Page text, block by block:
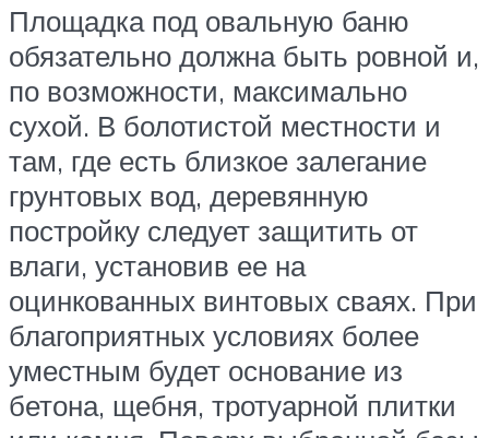
Площадка под овальную баню
обязательно должна быть ровной и,
по возможности, максимально
сухой. В болотистой местности и
там, где есть близкое залегание
грунтовых вод, деревянную
постройку следует защитить от
влаги, установив ее на
оцинкованных винтовых сваях. При
благоприятных условиях более
уместным будет основание из
бетона, щебня, тротуарной плитки